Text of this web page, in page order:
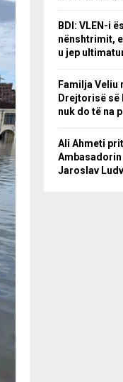
BDI: VLEN-i
nënshtrimit,
u jep
Familja Veliu
Drejtorisë së
nuk do të na
Ali Ahmeti
Ambasadorin
Jaroslav